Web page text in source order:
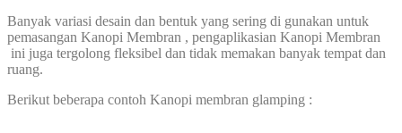
Banyak variasi desain dan bentuk yang sering di gunakan untuk
pemasangan Kanopi Membran , pengaplikasian Kanopi Membran
ini juga tergolong fleksibel dan tidak memakan banyak tempat dan
ruang.
Berikut beberapa contoh Kanopi membran glamping :